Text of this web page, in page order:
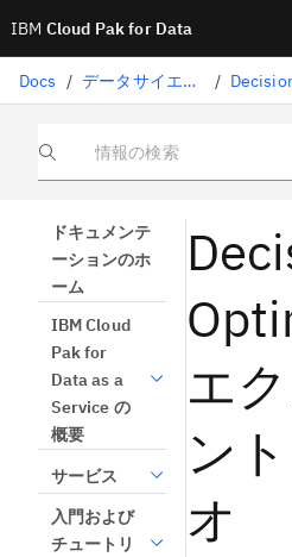
IBM Cloud Pak for Data
Docs / データサイエンスソリューション /
情報の検索
ドキュメンテ
ーションのホ
ーム
IBM Cloud
Pak for
Data as a
Service の
概要
サービス
入門および
チュートリ
エ
ン
オ